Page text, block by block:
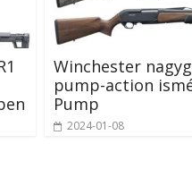
Winchester
pump-action
Pump
2024-01-08